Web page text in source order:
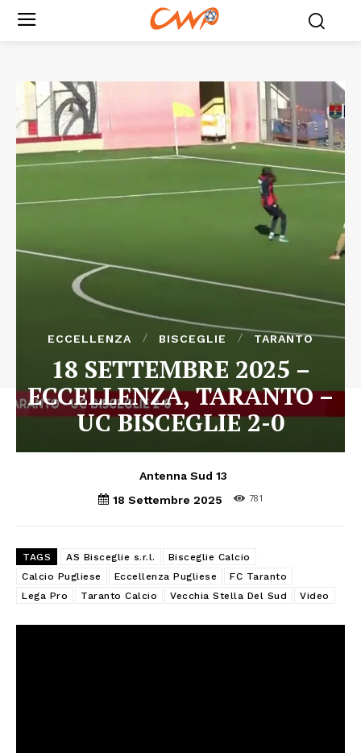
ECCELLENZA BISCEGLIE TARANTO
18 SETTEMBRE 2025 –
ECCELLENZA, TARANTO –
UC BISCEGLIE 2-0
Antenna Sud 13
18 Settembre 2025
781
TAGS AS Bisceglie s.r.l.
Bisceglie Calcio
Calcio Pugliese
Eccellenza Pugliese
FC Taranto
Lega Pro
Taranto Calcio Vecchia Stella Del Sud Video